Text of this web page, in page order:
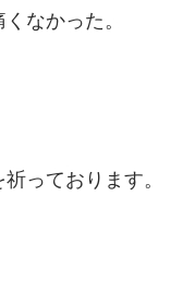
なかった。
っております。